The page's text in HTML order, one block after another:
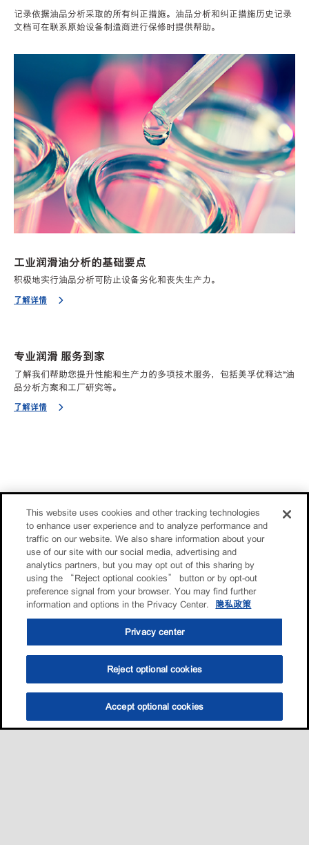
选油助手 查找门店
记录依据油品分析采取的所有纠正措施。油品分析和纠正措施历史记录
文档可在联系原始设备制造商进行保修时提供帮助。
工业润滑油分析的基础要点
积极地实行油品分析可防止设备劣化和丧失生产力。
了解详情
专业润滑 服务到家
了解我们帮助您提升性能和生产力的多项技术服务，包括美孚优释达℠油
品分析方案和工厂研究等。
了解详情
This website uses cookies and other tracking technologies
to enhance user experience and to analyze performance and
traffic on our website. We also share information about your
use of our site with our social media, advertising and
analytics partners, but you may opt out of this sharing by
using the “Reject optional cookies” button or by opt-out
preference signal from your browser. You may find further
information and options in the Privacy Center.
隐私政策
Privacy center
Reject optional cookies
Accept optional cookies